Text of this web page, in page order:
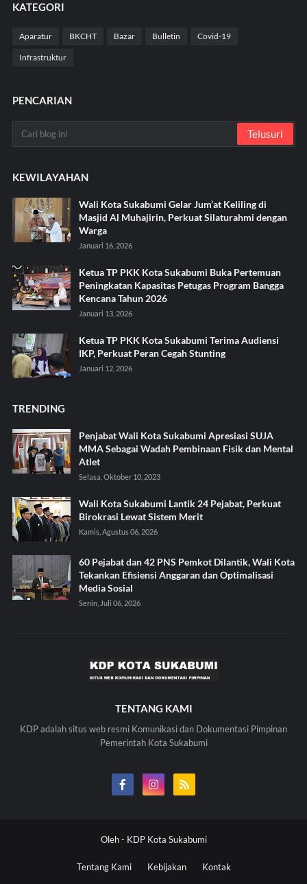
KATEGORI
Aparatur BKCHT Bazar Bulletin Covid-19
Infrastruktur
PENCARIAN
KEWILAYAHAN
Wali Kota Sukabumi Gelar Jum’at Keliling di
Masjid Al Muhajirin, Perkuat Silaturahmi dengan
Warga
Januari 16, 2026
Ketua TP PKK Kota Sukabumi Buka Pertemuan
Peningkatan Kapasitas Petugas Program Bangga
Kencana Tahun 2026
Januari 13, 2026
Ketua TP PKK Kota Sukabumi Terima Audiensi
IKP, Perkuat Peran Cegah Stunting
Januari 12, 2026
TRENDING
Penjabat Wali Kota Sukabumi Apresiasi SUJA
MMA Sebagai Wadah Pembinaan Fisik dan Mental
Atlet
Selasa, Oktober 10, 2023
Wali Kota Sukabumi Lantik 24 Pejabat, Perkuat
Birokrasi Lewat Sistem Merit
Kamis, Agustus 06, 2026
60 Pejabat dan 42 PNS Pemkot Dilantik, Wali Kota
Tekankan Efisiensi Anggaran dan Optimalisasi
Media Sosial
Senin, Juli 06, 2026
TENTANG KAMI
KDP adalah situs web resmi Komunikasi dan Dokumentasi Pimpinan
Pemerintah Kota Sukabumi
Oleh - KDP Kota Sukabumi
Tentang Kami Kebijakan Kontak